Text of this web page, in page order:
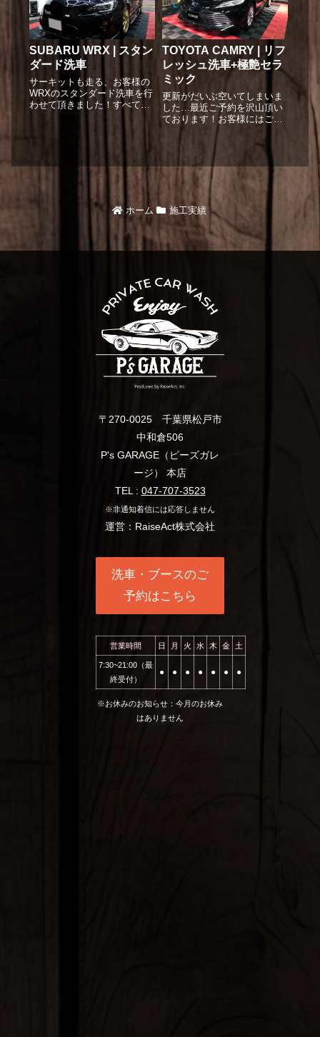
かなり付着していましたが、
状態を確認していくと、...
で、当店のセルフ洗車でもご
利用いただいております。
非...
SUBARU WRX | スタン
ダード洗車
サーキットも走る、お客様の
WRXのスタンダード洗車を行
わせて頂きました！すべて純
ルブラシで丁寧に汚れを落と
TOYOTA CAMRY | リフ
レッシュ洗車+極艶セラ
ミック
更新がだいぶ空いてしまいま
した…最近ご予約を沢山頂い
ております！お客様にはご不
便おかけしますが『早めのご
予約』頂ますよう、よろしく
お願いいたします。さて、今
回はブラックで高級感漂うカ
ムリのご入庫です！プランは
リフレッシュ洗車に加えて極
艶セラ...
ホーム
施工実績
〒270-0025 千葉県松戸市
中和倉506
P's GARAGE（ピーズガレ
ージ） 本店
TEL : 047-707-3523
※非通知着信には応答しません
運営：RaiseAct株式会社
洗車・ブースのご
予約はこちら
営業時間 日 月 火 水 木 金 土
7:30~21:00（最
終受付）
⚫︎ ⚫︎ ⚫︎ ⚫︎ ⚫︎ ⚫︎ ⚫︎
※お休みのお知らせ：今月のお休み
はありません